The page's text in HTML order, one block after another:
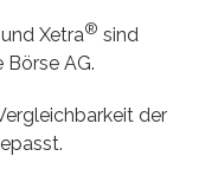
und Xetra® sind
AG.
der